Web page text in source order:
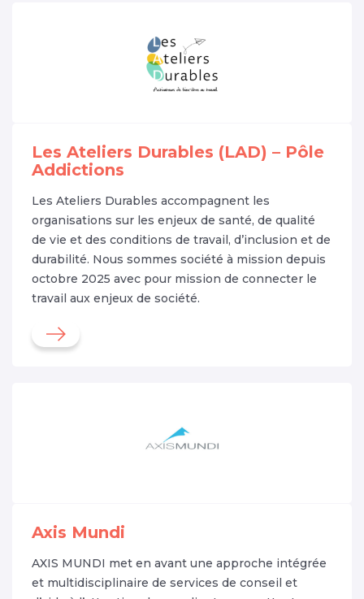
Les Ateliers Durables (LAD) – Pôle
Addictions
Les Ateliers Durables accompagnent les
organisations sur les enjeux de santé, de qualité
de vie et des conditions de travail, d’inclusion et de
durabilité. Nous sommes société à mission depuis
octobre 2025 avec pour mission de connecter le
travail aux enjeux de société.
Axis Mundi
AXIS MUNDI met en avant une approche intégrée
et multidisciplinaire de services de conseil et